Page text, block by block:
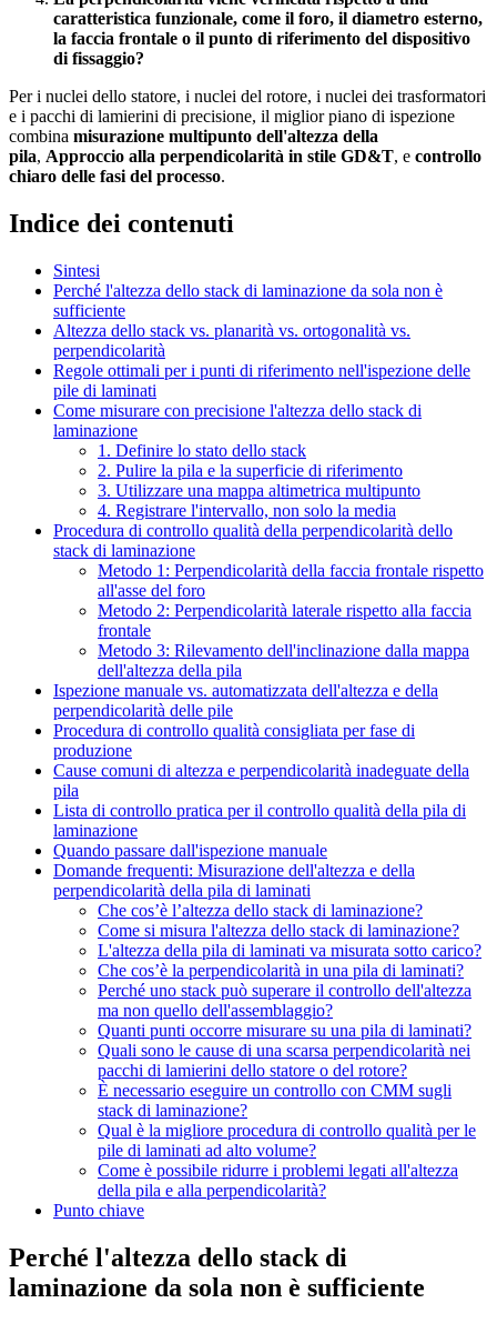
caratteristica funzionale, come il foro, il diametro esterno,
la faccia frontale o il punto di riferimento del dispositivo
di fissaggio?
Per i nuclei dello statore, i nuclei del rotore, i nuclei dei trasformatori
e i pacchi di lamierini di precisione, il miglior piano di ispezione
combina misurazione multipunto dell'altezza della
pila, Approccio alla perpendicolarità in stile GD&T, e controllo
chiaro delle fasi del processo.
Indice dei contenuti
Sintesi
Perché l'altezza dello stack di laminazione da sola non è
sufficiente
Altezza dello stack vs. planarità vs. ortogonalità vs.
perpendicolarità
Regole ottimali per i punti di riferimento nell'ispezione delle
pile di laminati
Come misurare con precisione l'altezza dello stack di
laminazione
1. Definire lo stato dello stack
2. Pulire la pila e la superficie di riferimento
3. Utilizzare una mappa altimetrica multipunto
4. Registrare l'intervallo, non solo la media
Procedura di controllo qualità della perpendicolarità dello
stack di laminazione
Metodo 1: Perpendicolarità della faccia frontale rispetto
all'asse del foro
Metodo 2: Perpendicolarità laterale rispetto alla faccia
frontale
Metodo 3: Rilevamento dell'inclinazione dalla mappa
dell'altezza della pila
Ispezione manuale vs. automatizzata dell'altezza e della
perpendicolarità delle pile
Procedura di controllo qualità consigliata per fase di
produzione
Cause comuni di altezza e perpendicolarità inadeguate della
pila
Lista di controllo pratica per il controllo qualità della pila di
laminazione
Quando passare dall'ispezione manuale
Domande frequenti: Misurazione dell'altezza e della
perpendicolarità della pila di laminati
Che cos’è l’altezza dello stack di laminazione?
Come si misura l'altezza dello stack di laminazione?
L'altezza della pila di laminati va misurata sotto carico?
Che cos’è la perpendicolarità in una pila di laminati?
Perché uno stack può superare il controllo dell'altezza
ma non quello dell'assemblaggio?
Quanti punti occorre misurare su una pila di laminati?
Quali sono le cause di una scarsa perpendicolarità nei
pacchi di lamierini dello statore o del rotore?
È necessario eseguire un controllo con CMM sugli
stack di laminazione?
Qual è la migliore procedura di controllo qualità per le
pile di laminati ad alto volume?
Come è possibile ridurre i problemi legati all'altezza
della pila e alla perpendicolarità?
Punto chiave
Perché l'altezza dello stack di
laminazione da sola non è sufficiente